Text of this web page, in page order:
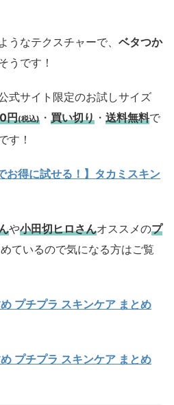
うなテクスチャーで、 ベタつか
うです！
式サイト限定のお試しサイズ
円(税込) ・ 買い切り ・ 送料無料で
す！
お得に試せる！】タカミスキン
や小田切ヒロさんオススメのプ
ているので気になる方はご覧
プチプラ スキンケア まとめ
プチプラ スキンケア まとめ